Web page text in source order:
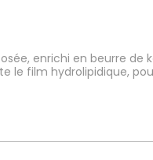
enrichi en beurre de
le film hydrolipidique,